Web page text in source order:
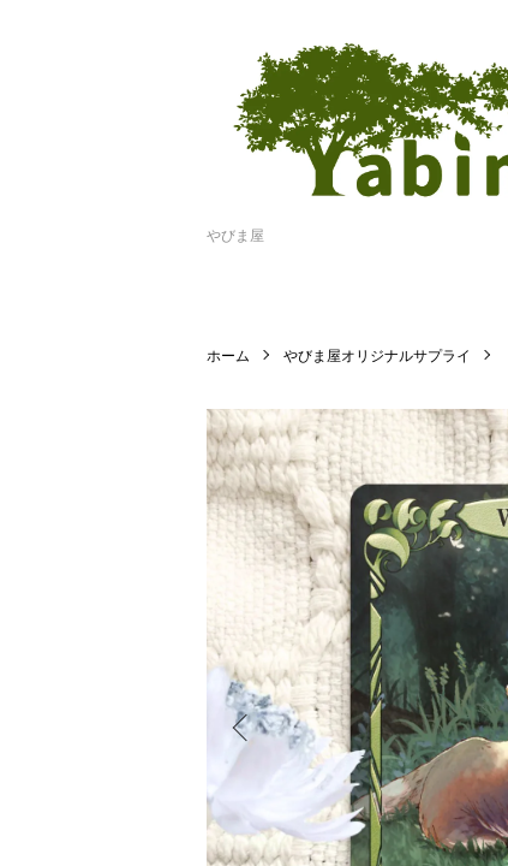
やびま屋
ホーム やびま屋オリジナルサプライ